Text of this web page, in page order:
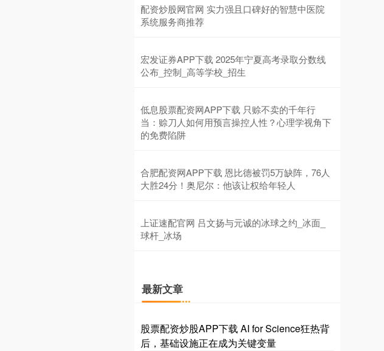
配资炒股网官网 实力强且口碑好的智慧中医院
系统服务商推荐
宏发证券APP下载 2025年宁夏高考录取分数线
公布_控制_高等学校_招生
低息股票配资网APP下载 只赊不卖的千年行
当：赊刀人如何用预言操控人性？心理学视角下
的免费陷阱
合肥配资网APP下载 恩比德被罚5万缺阵，76人
大胜24分！奥尼尔：他该让权给年轻人
上证速配官网 吕文扬与元诚的冰球之约_冰面_
球杆_冰场
最新文章
股票配资炒股APP下载 AI for Science狂热背
后，基础设施正在成为关键变量